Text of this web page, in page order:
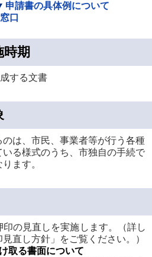
申請書の具体例について
口
期
する文書
は、市民、事業者等が行う各種
る様式のうち、市独自の手続で
ます。
の見直しを実施します。（詳し
直し方針」をご覧ください。）
取る書面について